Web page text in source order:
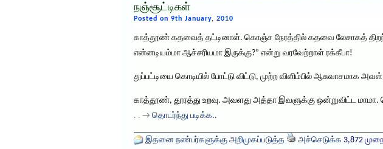
நஞ்சூட்டிகள்
Posted on 9th January, 2010
காத்தூண் கதவைத் தட்டினாள். கொஞ்ச நேரத்தில் கதவை லேசாகத்
என்னடியம்மா ஆச்சரியமா இருக்கு?” என்று வரவேற்றாள் ரக்கீபா!
துப்பட்டியை கொடியில் போட்டு விட்டு, முற்ற விளிம்பில் ஆசுவாசமாக
காத்தூண், தூரத்து உறவு. அவளது அத்தா இவளுக்கு ஒன்றுவிட்ட மாமா.
. . → தொடர்ந்து படிக்க..
இதனை நண்பர்களுக்கு அறிமுகப்படுத்த அச்செடுக்க 3,872